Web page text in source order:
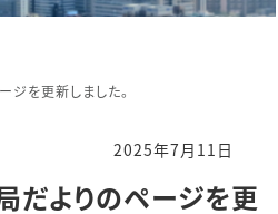
ジを更新しました。
2025年7月11日
だよりのページを更